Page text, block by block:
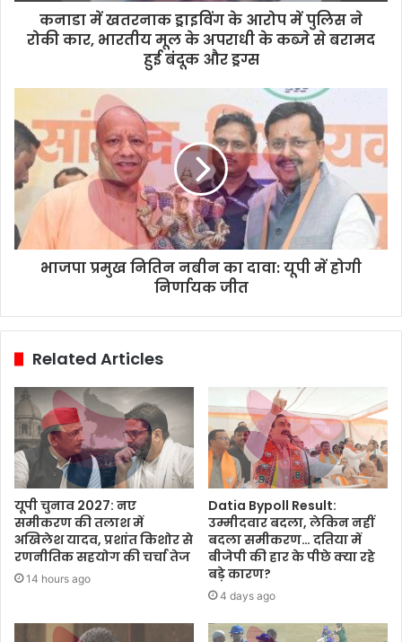
कनाडा में खतरनाक ड्राइविंग के आरोप में पुलिस ने
रोकी कार, भारतीय मूल के अपराधी के कब्जे से बरामद
हुई बंदूक और ड्रग्स
भाजपा प्रमुख नितिन नबीन का दावा: यूपी में होगी
निर्णायक जीत
Related Articles
यूपी चुनाव 2027: नए
समीकरण की तलाश में
अखिलेश यादव, प्रशांत किशोर से
रणनीतिक सहयोग की चर्चा तेज
14 hours ago
Datia Bypoll Result:
उम्मीदवार बदला, लेकिन नहीं
बदला समीकरण… दतिया में
बीजेपी की हार के पीछे क्या रहे
बड़े कारण?
4 days ago